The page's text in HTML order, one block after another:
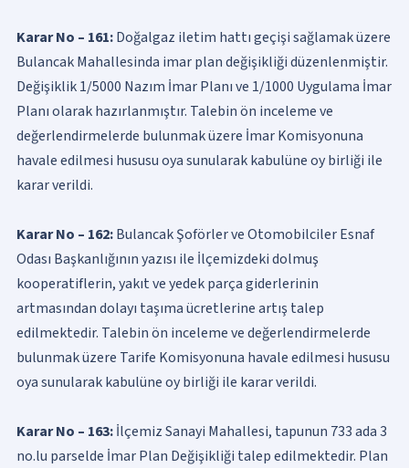
Karar No – 161:Doğalgaz iletim hattı geçişi sağlamak üzere
Bulancak Mahallesinda imar plan değişikliği düzenlenmiştir.
Değişiklik 1/5000 Nazım İmar Planı ve 1/1000 Uygulama İmar
Planı olarak hazırlanmıştır. Talebin ön inceleme ve
değerlendirmelerde bulunmak üzere İmar Komisyonuna
havale edilmesi hususu oya sunularak kabulüne oy birliği ile
karar verildi.
Karar No – 162:Bulancak Şoförler ve Otomobilciler Esnaf
Odası Başkanlığının yazısı ile İlçemizdeki dolmuş
kooperatiflerin, yakıt ve yedek parça giderlerinin
artmasından dolayı taşıma ücretlerine artış talep
edilmektedir. Talebin ön inceleme ve değerlendirmelerde
bulunmak üzere Tarife Komisyonuna havale edilmesi hususu
oya sunularak kabulüne oy birliği ile karar verildi.
Karar No – 163:İlçemiz Sanayi Mahallesi, tapunun 733 ada 3
no.lu parselde İmar Plan Değişikliği talep edilmektedir. Plan